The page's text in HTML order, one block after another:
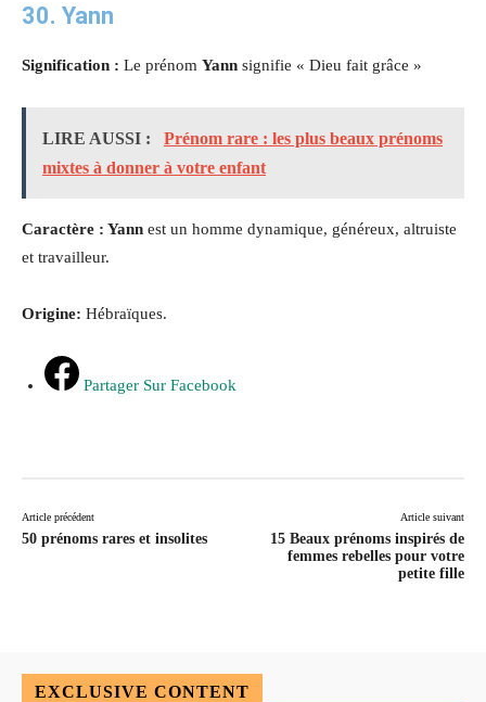
30. Yann
Signification : Le prénom Yann signifie « Dieu fait grâce »
LIRE AUSSI :
Prénom rare : les plus beaux prénoms
mixtes à donner à votre enfant
Caractère : Yann est un homme dynamique, généreux, altruiste
et travailleur.
Origine: Hébraïques.
Partager Sur Facebook
Article précédent
50 prénoms rares et insolites
Article suivant
15 Beaux prénoms inspirés de
femmes rebelles pour votre
petite fille
EXCLUSIVE CONTENT